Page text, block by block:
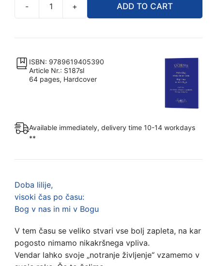
-
UČBENIK:
lilije,
čas
času:
in
+ ADD TO CART
ISBN: 9789619405390
Article Nr.: S187sl
64 pages, Hardcover
Available immediately, delivery time 10-14 workdays
**
Doba lilije,
visoki čas po času:
Bog v nas in mi v Bogu
V tem času se veliko stvari vse bolj zapleta, na kar
pogosto nimamo nikakršnega vpliva.
Vendar lahko svoje „notranje življenje“ vzamemo v